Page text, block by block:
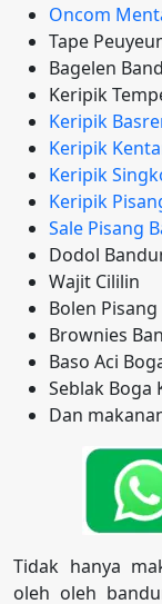
Oncom
Tape
Bagelen
Keripik
Keripik
Keripik
Keripik
Keripik
Sale Pisang
Dodol
Wajit Cililin
Bolen Pisang
Brownies
Baso Aci
Seblak Boga
Dan
Tidak hanya
oleh oleh